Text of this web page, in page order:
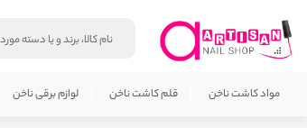
مواد کاشت ناخن قلم کاشت ناخن لوازم برقی ناخن